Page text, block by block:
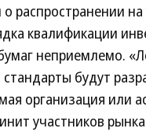
распространении на
квалификации
неприемлемо.
будут
организация или
участников